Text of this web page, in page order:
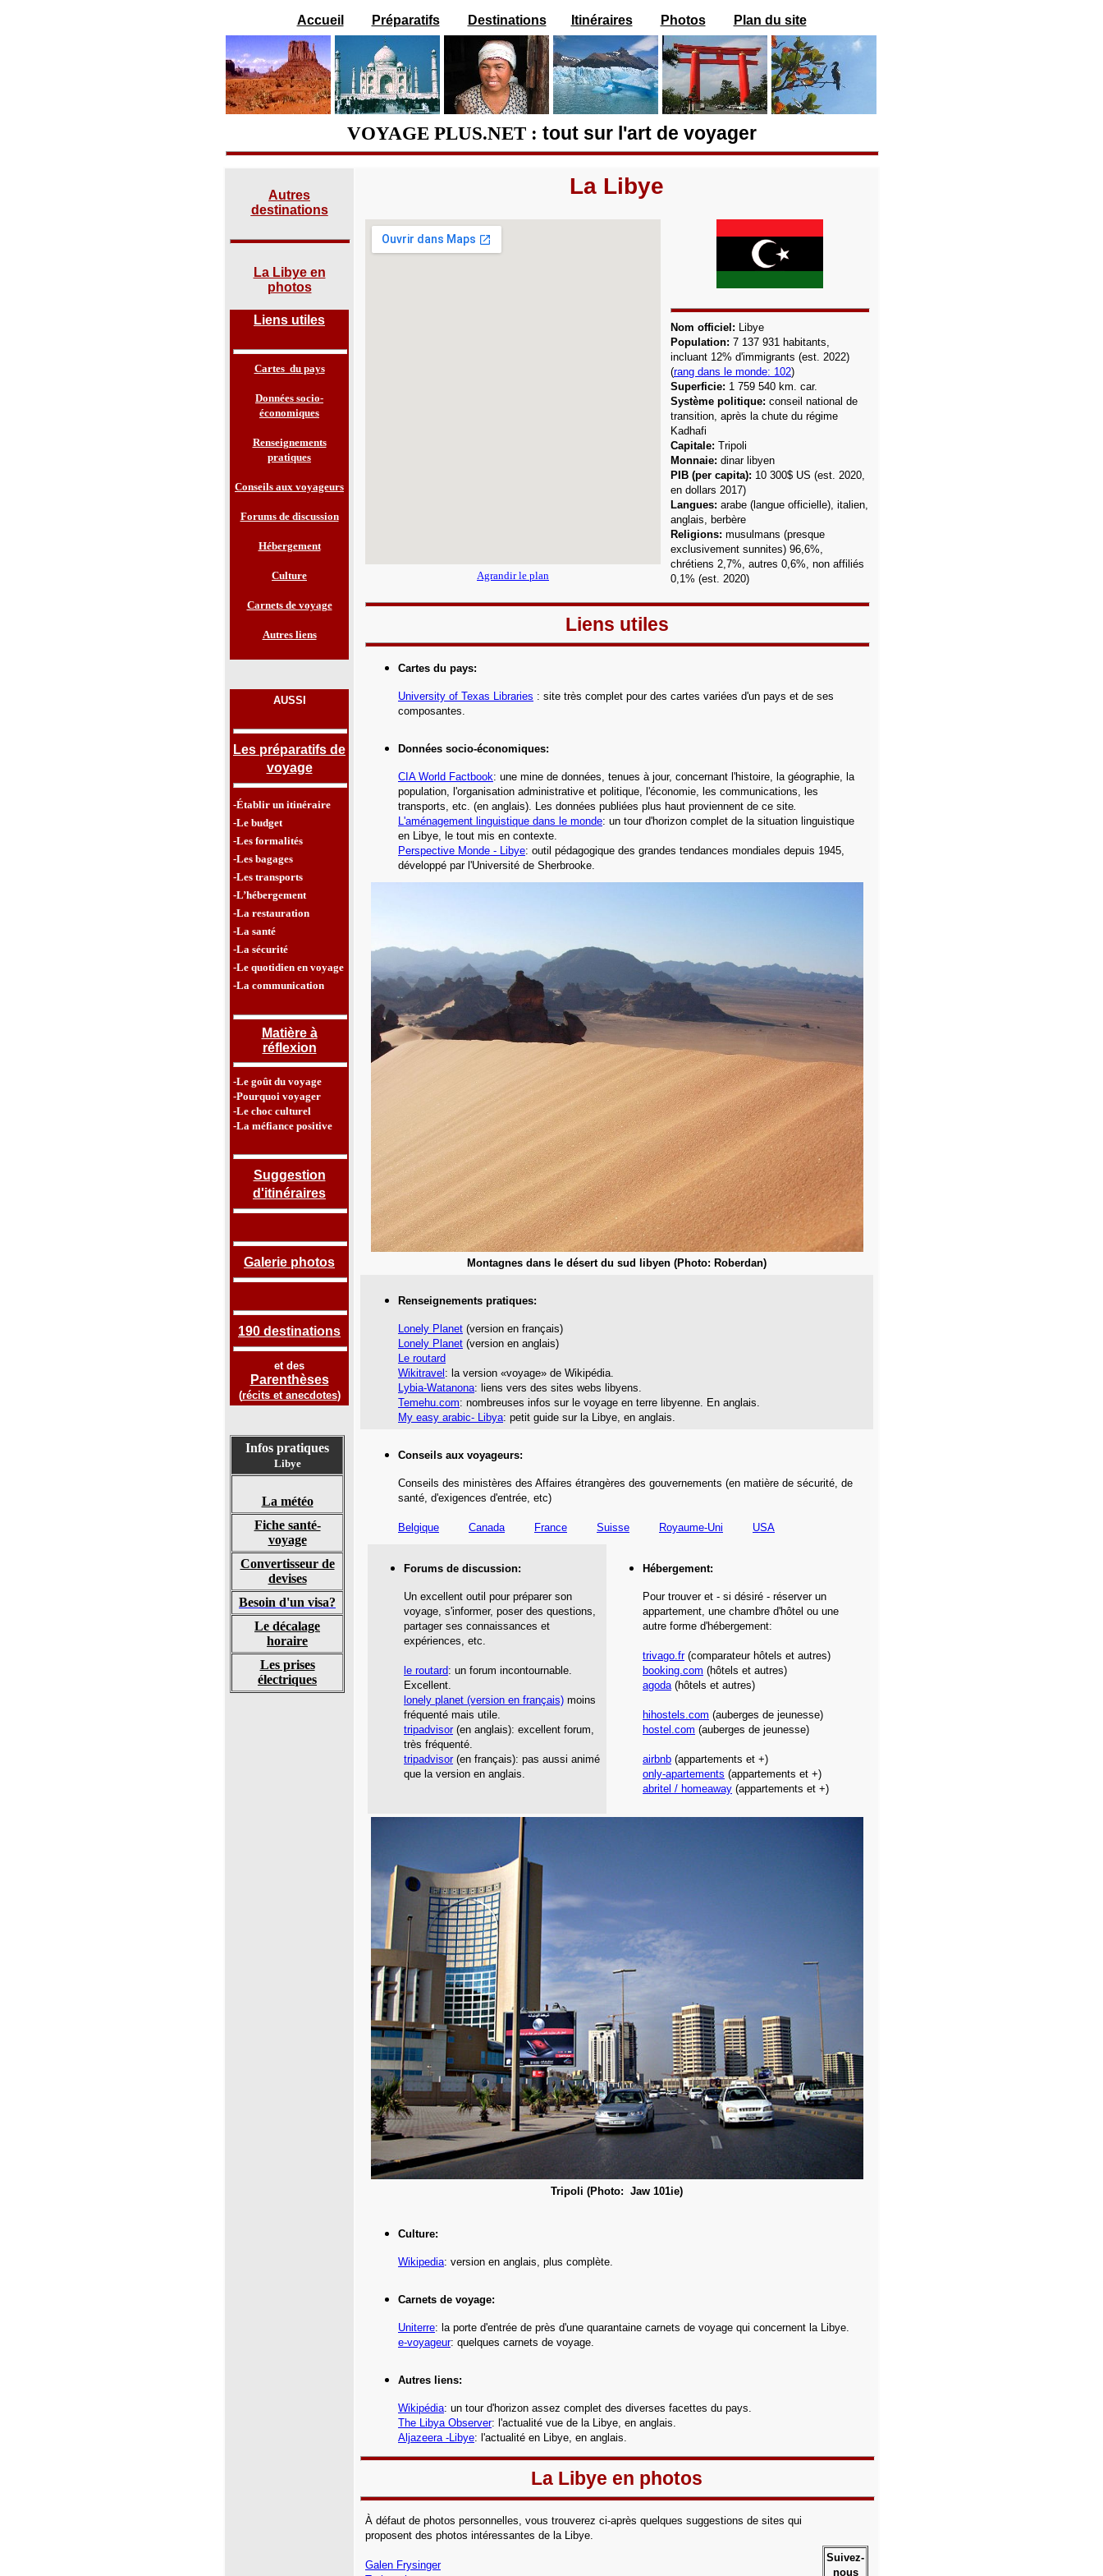
Accueil Préparatifs Destinations Itinéraires Photos Plan du site
VOYAGE PLUS.NET : tout sur l'art de voyager
Autres
destinations
La Libye en
photos
Liens utiles
Cartes du pays
Données socio-
économiques
Renseignements
pratiques
Conseils aux voyageurs
Forums de discussion
Hébergement
Culture
Carnets de voyage
Autres liens
AUSSI
Les préparatifs de
voyage
-Établir un itinéraire
-Le budget
-Les formalités
-Les bagages
-Les transports
-L’hébergement
-La restauration
-La santé
-La sécurité
-Le quotidien en voyage
-La communication
Matière à
réflexion
-Le goût du voyage
-Pourquoi voyager
-Le choc culturel
-La méfiance positive
Suggestion
d'itinéraires
Galerie photos
190 destinations
et des
Parenthèses
(récits et anecdotes)
Infos pratiques
Libye
La météo
Fiche santé-
voyage
Convertisseur de
devises
Besoin d'un visa?
Le décalage
horaire
Les prises
électriques
La Libye
Agrandir le plan
Nom officiel: Libye
Population: 7 137 931 habitants,
incluant 12% d'immigrants (est. 2022)
(rang dans le monde: 102)
Superficie: 1 759 540 km. car.
Système politique: conseil national de
transition, après la chute du régime
Kadhafi
Capitale: Tripoli
Monnaie: dinar libyen
PIB (per capita): 10 300$ US (est. 2020,
en dollars 2017)
Langues: arabe (langue officielle), italien,
anglais, berbère
Religions: musulmans (presque
exclusivement sunnites) 96,6%,
chrétiens 2,7%, autres 0,6%, non affiliés
0,1% (est. 2020)
Liens utiles
Cartes du pays:
University of Texas Libraries : site très complet pour des cartes variées d'un pays et de ses
composantes.
Données socio-économiques:
CIA World Factbook: une mine de données, tenues à jour, concernant l'histoire, la géographie, la
population, l'organisation administrative et politique, l'économie, les communications, les
transports, etc. (en anglais). Les données publiées plus haut proviennent de ce site.
L'aménagement linguistique dans le monde: un tour d'horizon complet de la situation linguistique
en Libye, le tout mis en contexte.
Perspective Monde - Libye: outil pédagogique des grandes tendances mondiales depuis 1945,
développé par l'Université de Sherbrooke.
Montagnes dans le désert du sud libyen (Photo: Roberdan)
Renseignements pratiques:
Lonely Planet (version en français)
Lonely Planet (version en anglais)
Le routard
Wikitravel : la version «voyage» de Wikipédia.
Lybia-Watanona: liens vers des sites webs libyens.
Temehu.com: nombreuses infos sur le voyage en terre libyenne. En anglais.
My easy arabic- Libya: petit guide sur la Libye, en anglais.
Conseils aux voyageurs:
Conseils des ministères des Affaires étrangères des gouvernements (en matière de sécurité, de
santé, d'exigences d'entrée, etc)
Belgique Canada France Suisse Royaume-Uni USA
Forums de discussion:
Un excellent outil pour préparer son
voyage, s'informer, poser des questions,
partager ses connaissances et
expériences, etc.
le routard: un forum incontournable.
Excellent.
lonely planet (version en français) moins
fréquenté mais utile.
tripadvisor(en anglais): excellent forum,
très fréquenté.
tripadvisor(en français): pas aussi animé
que la version en anglais.
Hébergement:
Pour trouver et - si désiré - réserver un
appartement, une chambre d'hôtel ou une
autre forme d'hébergement:
trivago.fr(comparateur hôtels et autres)
booking.com (hôtels et autres)
agoda(hôtels et autres)
hihostels.com (auberges de jeunesse)
hostel.com (auberges de jeunesse)
airbnb (appartements et +)
only-apartements (appartements et +)
abritel / homeaway (appartements et +)
Tripoli (Photo: Jaw 101ie)
Culture:
Wikipedia: version en anglais, plus complète.
Carnets de voyage:
Uniterre: la porte d'entrée de près d'une quarantaine carnets de voyage qui concernent la Libye.
e-voyageur: quelques carnets de voyage.
Autres liens:
Wikipédia: un tour d'horizon assez complet des diverses facettes du pays.
The Libya Observer: l'actualité vue de la Libye, en anglais.
Aljazeera -Libye: l'actualité en Libye, en anglais.
La Libye en photos
À défaut de photos personnelles, vous trouverez ci-après quelques suggestions de sites qui
proposent des photos intéressantes de la Libye.
Galen Frysinger
Suivez-
nous